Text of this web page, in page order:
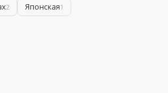
2 Японская1